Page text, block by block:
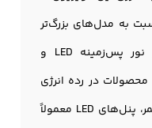
که نسبت به مدل‌های بزرگ‌تر
بسیار بهینه‌تر است. استفاده از نور پس‌زمینه LED و
در رده انرژی
مناسبی قرار بگیرند. از نظر طول عمر، پنل‌های LED معمولاً